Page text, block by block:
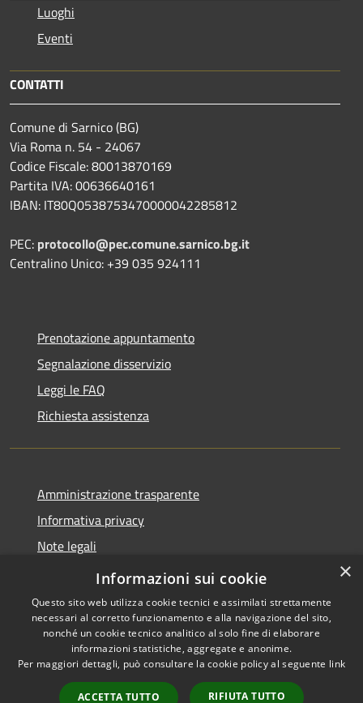
Luoghi
Eventi
CONTATTI
Comune di Sarnico (BG)
Via Roma n. 54 - 24067
Codice Fiscale: 80013870169
Partita IVA: 00636640161
IBAN: IT80Q0538753470000042285812
PEC: protocollo@pec.comune.sarnico.bg.it
Centralino Unico: +39 035 924111
Prenotazione appuntamento
Segnalazione disservizio
Leggi le FAQ
Richiesta assistenza
Amministrazione trasparente
Informativa privacy
Note legali
Dichiarazione di accessibilità
Accessibilità
Copyright © 2026 • Comune di
Sarnico • Powered by
Municipium•
Accesso
×
Informazioni sui cookie
Questo sito web utilizza cookie tecnici e assimilati strettamente
necessari al corretto funzionamento e alla navigazione del sito,
nonché un cookie tecnico analitico al solo fine di elaborare
informazioni statistiche, aggregate e anonime.
Per maggiori dettagli, può consultare la cookie policy al seguente link
ACCETTA TUTTO RIFIUTA TUTTO